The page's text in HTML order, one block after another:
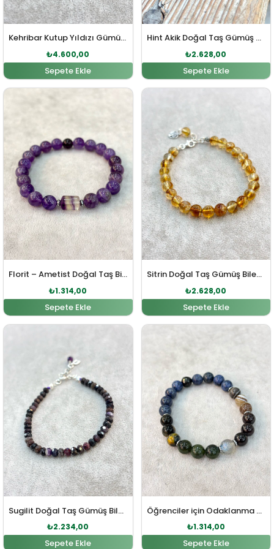
Kehribar Kutup Yıldızı Gümüş Bileklik
₺4.600,00
Sepete Ekle
Hint Akik Doğal Taş Gümüş Bileklik
₺2.628,00
Sepete Ekle
Florit – Ametist Doğal Taş Bileklik
Orijinal fiyat: ₺1.446,00.
₺1.314,00
Şu andaki fiyat: ₺1.314,00.
Sepete Ekle
Sitrin Doğal Taş Gümüş Bileklik
Orijinal fiyat:
₺2.628,00
Şu andaki
Sepete Ekle
Sugilit Doğal Taş Gümüş Bileklik
Orijinal fiyat: ₺2.458,00.
₺2.234,00
Şu andaki fiyat: ₺2.234,00.
Sepete Ekle
Öğrenciler için Odaklanma Bilekliği (Dumortierit – Akik – Kaplangözü – Labradorit – Yeşim – Lal Doğal Taş )
Orijinal fiyat:
₺1.314,00
Şu andaki
Sepete Ekle